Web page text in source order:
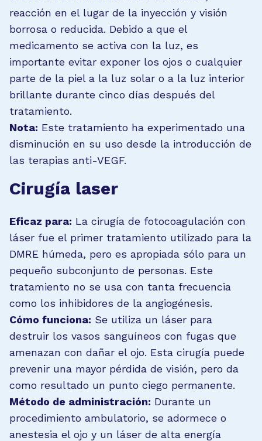
reacción en el lugar de la inyección y visión
borrosa o reducida. Debido a que el
medicamento se activa con la luz, es
importante evitar exponer los ojos o cualquier
parte de la piel a la luz solar o a la luz interior
brillante durante cinco días después del
tratamiento.
Nota: Este tratamiento ha experimentado una
disminución en su uso desde la introducción de
las terapias anti-VEGF.
Cirugía laser
Eficaz para: La cirugía de fotocoagulación con
láser fue el primer tratamiento utilizado para la
DMRE húmeda, pero es apropiada sólo para un
pequeño subconjunto de personas. Este
tratamiento no se usa con tanta frecuencia
como los inhibidores de la angiogénesis.
Cómo funciona: Se utiliza un láser para
destruir los vasos sanguíneos con fugas que
amenazan con dañar el ojo. Esta cirugía puede
prevenir una mayor pérdida de visión, pero da
como resultado un punto ciego permanente.
Método de administración: Durante un
procedimiento ambulatorio, se adormece o
anestesia el ojo y un láser de alta energía